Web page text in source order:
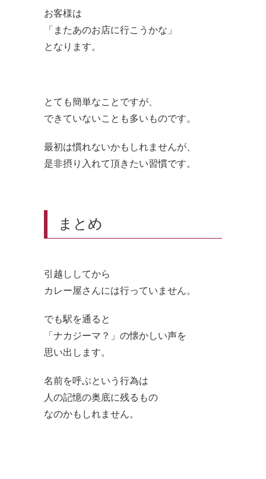
お客様は
「またあのお店に行こうかな」
となります。
とても簡単なことですが、
できていないことも多いものです。
最初は慣れないかもしれませんが、
是非摂り入れて頂きたい習慣です。
まとめ
引越ししてから
カレー屋さんには行っていません。
でも駅を通ると
「ナカジーマ？」の懐かしい声を
思い出します。
名前を呼ぶという行為は
人の記憶の奥底に残るもの
なのかもしれません。